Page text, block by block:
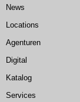
News
Locations
Agenturen
Digital
Katalog
Services